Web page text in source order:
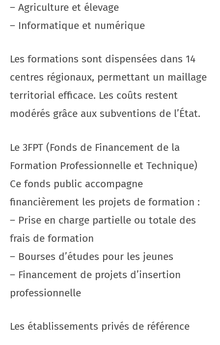
– Agriculture et élevage
– Informatique et numérique
Les formations sont dispensées dans 14
centres régionaux, permettant un maillage
territorial efficace. Les coûts restent
modérés grâce aux subventions de l’État.
Le 3FPT (Fonds de Financement de la
Formation Professionnelle et Technique)
Ce fonds public accompagne
financièrement les projets de formation :
– Prise en charge partielle ou totale des
frais de formation
– Bourses d’études pour les jeunes
– Financement de projets d’insertion
professionnelle
Les établissements privés de référence